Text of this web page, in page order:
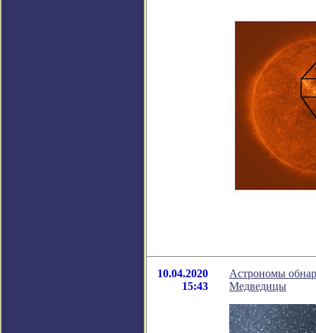
10.04.2020
15:43
Астрономы
Медведицы